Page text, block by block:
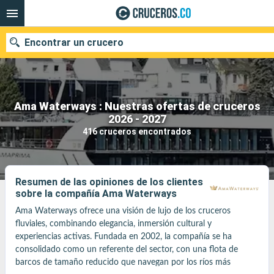
Ama Waterways : Nuestras ofertas de cruceros
2026 - 2027
416 cruceros encontrados
Encontrar un crucero
Fecha de salida
Buscar
Resumen de las opiniones de los clientes
sobre la compañía Ama Waterways
Ama Waterways ofrece una visión de lujo de los cruceros
fluviales, combinando elegancia, inmersión cultural y
experiencias activas. Fundada en 2002, la compañía se ha
consolidado como un referente del sector, con una flota de
barcos de tamaño reducido que navegan por los ríos más